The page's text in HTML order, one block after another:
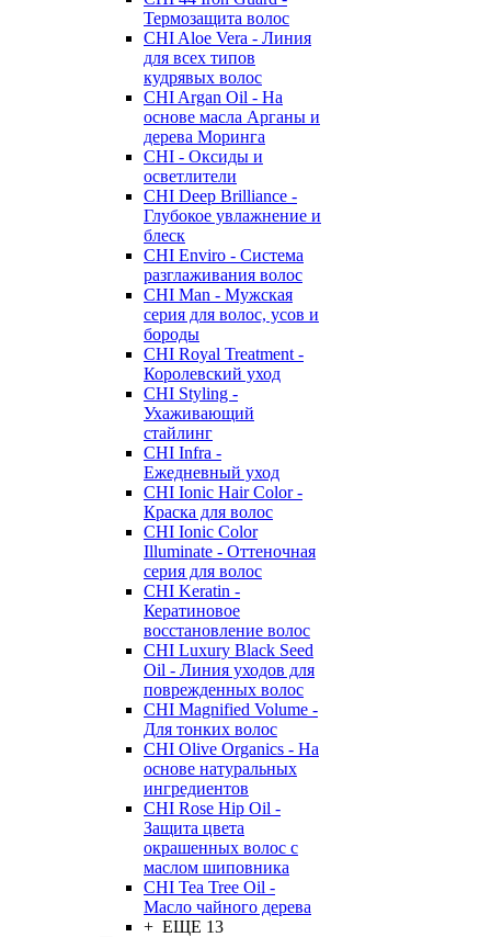
Термозащита волос
CHI Aloe Vera - Линия
для всех типов
кудрявых волос
CHI Argan Oil - На
основе масла Арганы и
дерева Моринга
CHI - Оксиды и
осветлители
CHI Deep Brilliance -
Глубокое увлажнение и
блеск
CHI Enviro - Система
разглаживания волос
CHI Man - Мужская
серия для волос, усов и
бороды
CHI Royal Treatment -
Королевский уход
CHI Styling -
Ухаживающий
стайлинг
CHI Infra -
Ежедневный уход
CHI Ionic Hair Color -
Краска для волос
CHI Ionic Color
Illuminate - Оттеночная
серия для волос
CHI Keratin -
Кератиновое
восстановление волос
CHI Luxury Black Seed
Oil - Линия уходов для
поврежденных волос
CHI Magnified Volume -
Для тонких волос
CHI Olive Organics - На
основе натуральных
ингредиентов
CHI Rose Hip Oil -
Защита цвета
окрашенных волос с
маслом шиповника
CHI Tea Tree Oil -
Масло чайного дерева
+ ЕЩЕ 13